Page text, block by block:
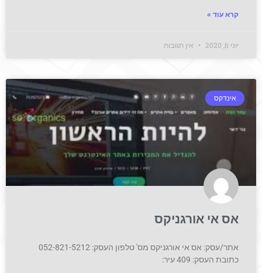
קרא עוד »
יוני 6, 2020 אין תגובות
אינדקס
אס אי אורגניקס
אתר/עסק: אס אי אורגניקס מס' טלפון העסק: 052-821-5212
כתובת העסק: 409 עיר: